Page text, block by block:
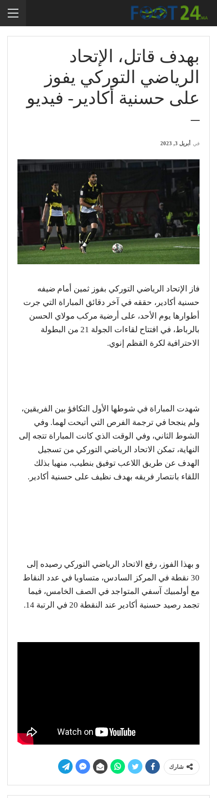
بهدف قاتل، الإتحاد
الرياضي التوركي يفوز
على حسنية أكادير- فيديو
–
في أبريل 3, 2023
فاز الإتحاد الرياضي التوركي بفوز ثمين أمام ضيفه
حسنية أكادير، حققه في آخر دقائق المباراة التي جرت
أطوارها يوم الأحد، على أرضية مركب مولاي الحسن
بالرباط، في افتتاح لقاءات الجولة 21 من البطولة
الاحترافية لكرة القظم إنوي.
شهدت المباراة في شوطها الأول التكافؤ بين الفريقين،
ولم ينجحا في ترجمة الفرص التي أتيحت لهما. وفي
الشوط الثاني، وفي الوقت الذي كانت المباراة تتجه إلى
النهاية، تمكن الاتحاد الرياضي التوركي من تسجيل
الهدف عن طريق اللاعب توفيق بنطيب، منهيا بذلك
اللقاء بانتصار فريقه بهدف نظيف على حسنية أكادير.
و بهذا الفوز، رفع الاتحاد الرياضي التوركي رصيده إلى
30 نقطة في المركز السادس، متساويا في عدد النقاط
مع أولمبيك آسفي المتواجد في الصف الخامس، فيما
تجمد رصيد حسنية أكادير عند النقطة 20 في الرتبة 14.
شارك